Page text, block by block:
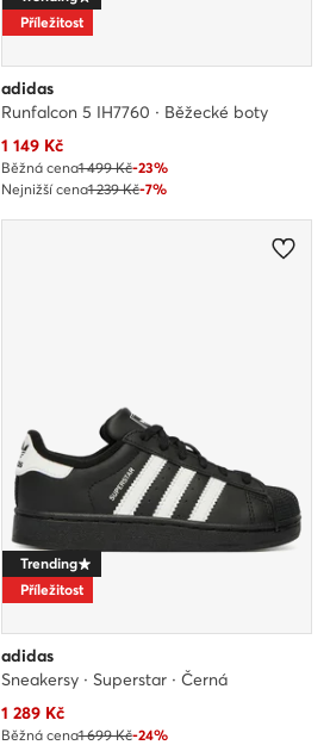
Příležitost
adidas
Runfalcon 5 IH7760 · Běžecké boty
Aktuální cena
1 149Kč
Běžná cena1 499 Kč-23%
Nejnižší cena1 239 Kč-7%
Trending
Příležitost
adidas
Sneakersy · Superstar · Černá
Aktuální cena
1 289Kč
Běžná cena1 699 Kč-24%